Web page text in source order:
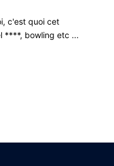
c'est quoi cet
****, bowling etc ...